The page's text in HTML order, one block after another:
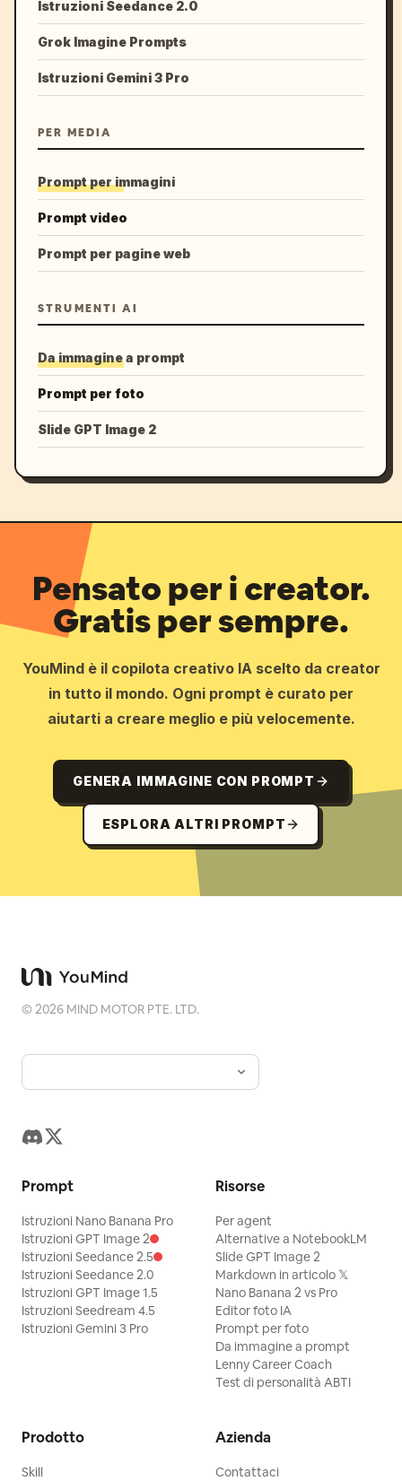
Istruzioni Seedance 2.0
Grok Imagine Prompts
Istruzioni Gemini 3 Pro
PER MEDIA
Prompt per immagini
Prompt video
Prompt per pagine web
STRUMENTI AI
Da immagine a prompt
Prompt per foto
Slide GPT Image 2
Pensato per i creator.
Gratis per sempre.
YouMind è il copilota creativo IA scelto da creator
in tutto il mondo. Ogni prompt è curato per
aiutarti a creare meglio e più velocemente.
GENERA IMMAGINE CON PROMPT
ESPLORA ALTRI PROMPT
©2026 MIND MOTOR PTE. LTD.
Prompt
Istruzioni Nano Banana Pro
Istruzioni GPT Image 2
Istruzioni Seedance 2.5
Istruzioni Seedance 2.0
Istruzioni GPT Image 1.5
Istruzioni Seedream 4.5
Istruzioni Gemini 3 Pro
Risorse
Per agent
Alternative a NotebookLM
Slide GPT Image 2
Markdown in articolo 𝕏
Nano Banana 2 vs Pro
Editor foto IA
Prompt per foto
Da immagine a prompt
Lenny Career Coach
Test di personalità ABTI
Prodotto
Skill
Azienda
Contattaci